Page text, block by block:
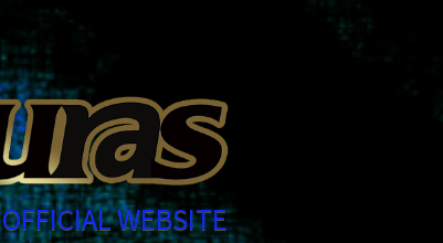
OFFICIAL WEBSITE